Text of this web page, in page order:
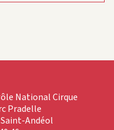
National Cirque
Pradelle
Andéol